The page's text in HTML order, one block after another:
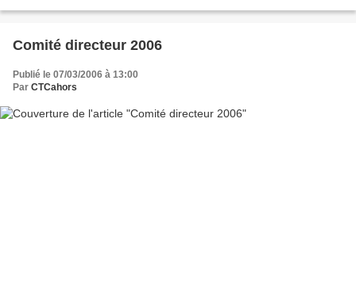
Comité directeur 2006
Publié le 07/03/2006 à 13:00
Par CTCahors